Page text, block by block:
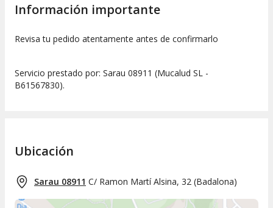
Información importante
Revisa tu pedido atentamente antes de confirmarlo
Servicio prestado por: Sarau 08911 (Mucalud SL -
B61567830).
Ubicación
Sarau 08911 C/ Ramon Martí Alsina, 32 (Badalona)